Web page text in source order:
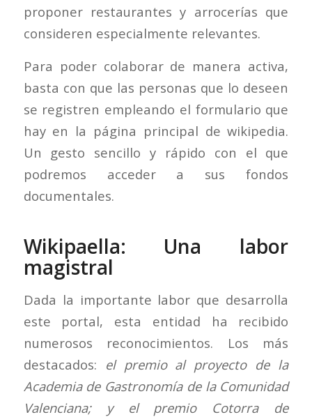
proponer restaurantes y arrocerías que
consideren especialmente relevantes.
Para poder colaborar de manera activa,
basta con que las personas que lo deseen
se registren empleando el formulario que
hay en la página principal de wikipedia.
Un gesto sencillo y rápido con el que
podremos acceder a sus fondos
documentales.
Wikipaella: Una labor
magistral
Dada la importante labor que desarrolla
este portal, esta entidad ha recibido
numerosos reconocimientos. Los más
destacados: el premio al proyecto de la
Academia de Gastronomía de la Comunidad
Valenciana; y el premio Cotorra de